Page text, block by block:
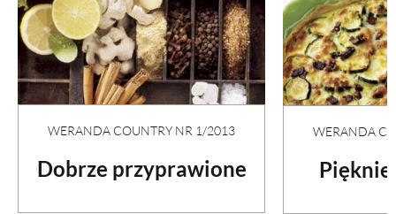
WERANDA COUNTRY NR 1/2013
Dobrze przyprawione
WERANDA